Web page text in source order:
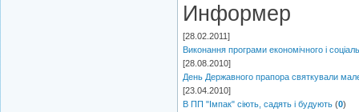
Информер
[28.02.2011]
Виконання програми економічного і
[28.08.2010]
День Державного прапора святкували
[23.04.2010]
В ПП "Імпак" сіють, садять і будують (0)